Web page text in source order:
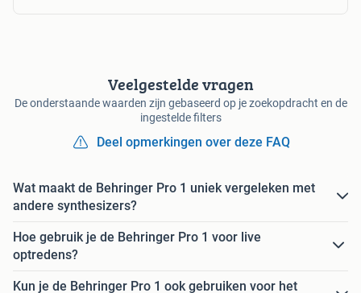
Veelgestelde vragen
De onderstaande waarden zijn gebaseerd op je zoekopdracht en de
ingestelde filters
Deel opmerkingen over deze FAQ
Wat maakt de Behringer Pro 1 uniek vergeleken met
andere synthesizers?
Hoe gebruik je de Behringer Pro 1 voor live
optredens?
Kun je de Behringer Pro 1 ook gebruiken voor het